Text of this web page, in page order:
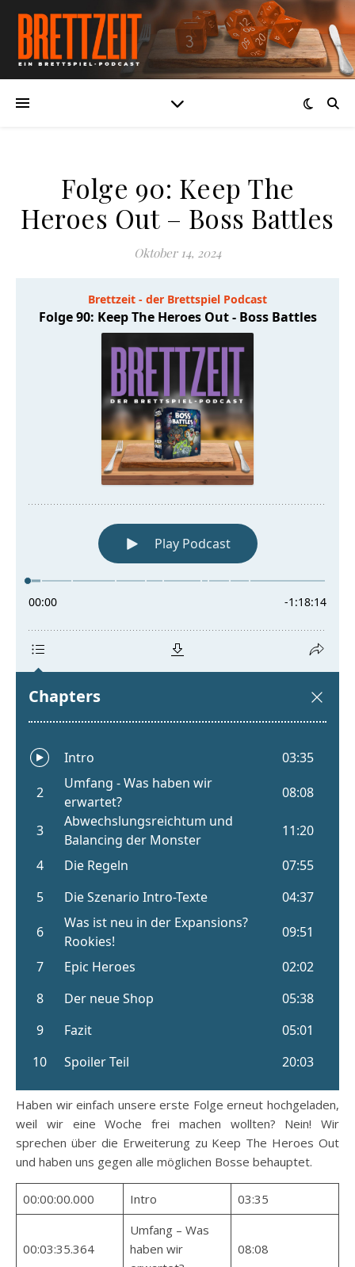
Folge 90: Keep The
Heroes Out – Boss Battles
Oktober 14, 2024
Haben wir einfach unsere erste Folge erneut hochgeladen,
weil wir eine Woche frei machen wollten? Nein! Wir
sprechen über die Erweiterung zu Keep The Heroes Out
und haben uns gegen alle möglichen Bosse behauptet.
00:00:00.000 Intro 03:35
00:03:35.364
Umfang – Was
haben wir
08:08